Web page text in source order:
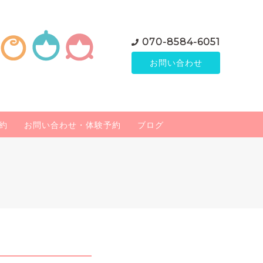
070-8584-6051
お問い合わせ
お問い合わせ・体験予約 ブログ